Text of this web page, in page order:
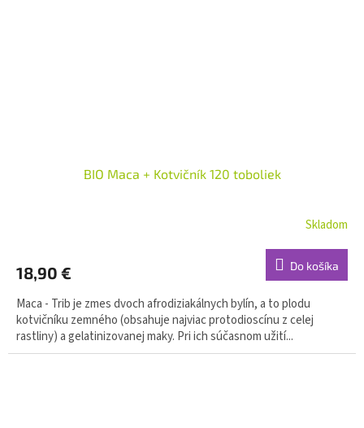
BIO Maca + Kotvičník 120 toboliek
Skladom
18,90 € Do košíka
Maca - Trib je zmes dvoch afrodiziakálnych bylín, a to plodu
kotvičníku zemného (obsahuje najviac protodioscínu z celej
rastliny) a gelatinizovanej maky. Pri ich súčasnom užití...